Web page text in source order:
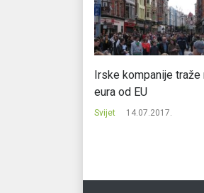
Irske kompanije traže
eura od EU
Svijet 14.07.2017.